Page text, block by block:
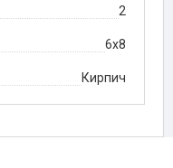
2
6х8
Кирпич